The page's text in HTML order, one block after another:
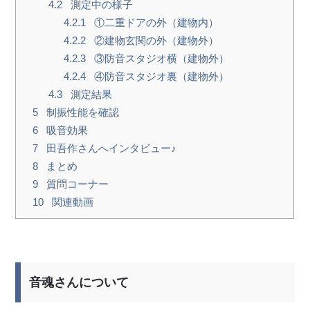
4.2
測定中の様子
4.2.1
①二重ドアの外（建物内）
4.2.2
②建物玄関の外（建物外）
4.2.3
③防音スタジオ横（建物外）
4.2.4
④防音スタジオ裏（建物外）
4.3
測定結果
5
制振性能を確認
6
吸音効果
7
田吾作さんへインタビュー♪
8
まとめ
9
質問コーナー
10
関連動画
音魂さんについて